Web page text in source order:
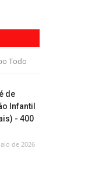
Todo
de
Infantil
- 400
de 2026